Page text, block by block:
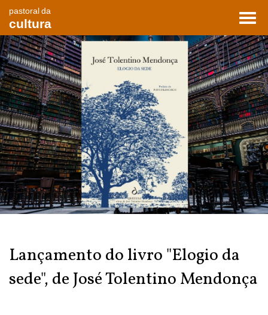
pastoral da
cultura
Lançamento do livro "Elogio da
sede", de José Tolentino Mendonça